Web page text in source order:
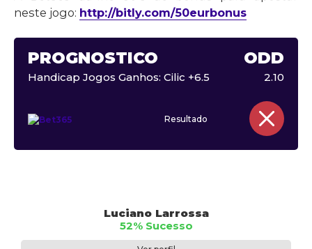
neste jogo: http://bitly.com/50eurbonus
PROGNÓSTICO ODD
Handicap Jogos Ganhos: Cilic +6.5 2.10
Resultado
Luciano Larrossa
52% Sucesso